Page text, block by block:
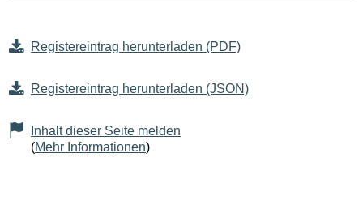
Registereintrag herunterladen (PDF)
Registereintrag herunterladen (JSON)
Inhalt dieser Seite melden
(Mehr Informationen)